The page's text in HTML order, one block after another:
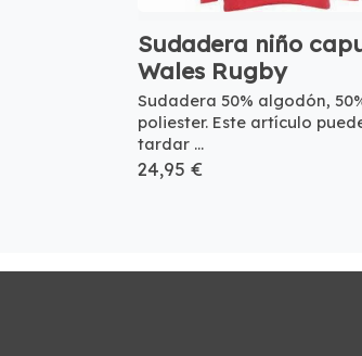
Sudadera niño
Wales Rugby
Sudadera 50% algodón,
poliester. Este artículo
tardar ...
24,95 €